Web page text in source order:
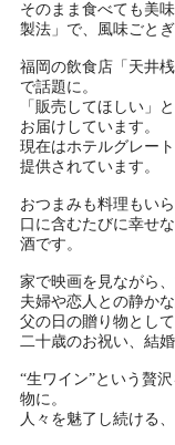
そのまま食べても美
製法」で、風味ごと
福岡の飲食店「天井
で話題に。
「販売してほしい」
お届けしています。
現在はホテルグレー
提供されています。
おつまみも料理もいら
口に含むたびに幸せ
酒です。
家で映画を見ながら
夫婦や恋人との静か
父の日の贈り物として
二十歳のお祝い、結
“生ワイン”という贅
物に。
人々を魅了し続ける